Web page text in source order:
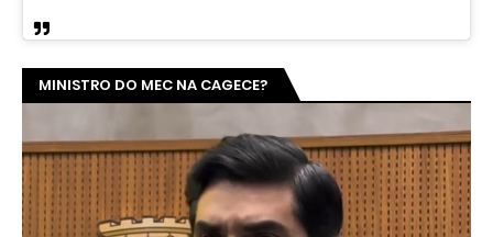
MINISTRO DO MEC NA CAGECE?